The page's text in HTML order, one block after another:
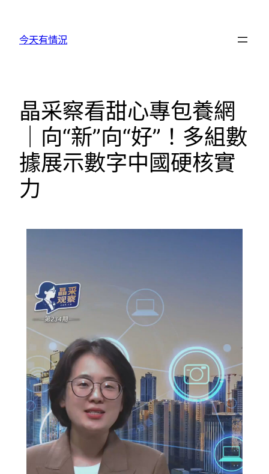
今天有情況
晶采察看甜心專包養網
｜向“新”向“好”！多組數
據展示數字中國硬核實
力